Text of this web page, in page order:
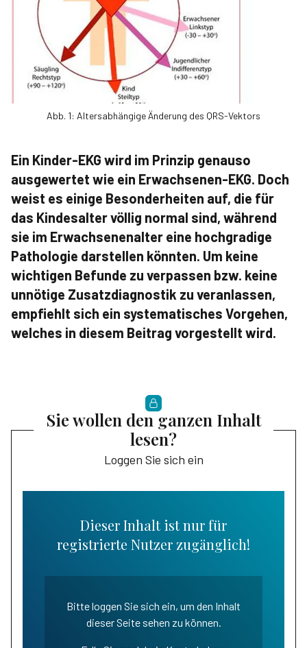
Abb. 1: Altersabhängige Änderung des QRS-Vektors
Ein Kinder-EKG wird im Prinzip genauso
ausgewertet wie ein Erwach­senen-EKG. Doch
weist es einige Besonderheiten auf, die für
das Kindesalter völlig normal sind, während
sie im Erwachsenenalter eine hochgradige
Pathologie darstellen könnten. Um keine
wichtigen Befunde zu verpassen bzw. keine
unnötige Zusatzdiagnostik zu veranlassen,
empfiehlt sich ein systematisches Vorgehen,
welches in diesem Beitrag vorgestellt wird.
Sie wollen den ganzen Inhalt
lesen?
Loggen Sie sich ein
Dieser Inhalt ist nur für
registrierte Nutzer zugänglich!
Bitte loggen Sie sich ein, um den Inhalt
dieser Seite sehen zu können.